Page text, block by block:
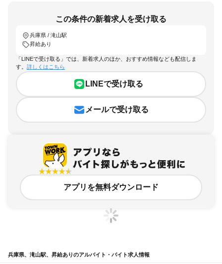
この条件の新着求人を受け取る
兵庫県 / 滝山駅
昇給あり
「LINEで受け取る」では、新着求人のほか、おすすめ情報なども配信しま
す。 詳しくはこちら
LINEで受け取る
メールで受け取る
アプリを無料ダウンロード
兵庫県、滝山駅、昇給ありのアルバイト・バイト求人情報